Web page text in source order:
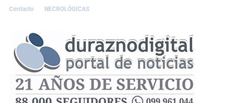
Contacto NECROLÓGICAS